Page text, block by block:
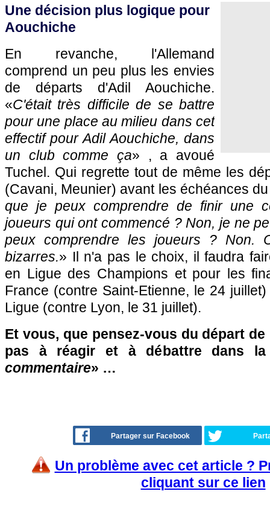
Une décision plus logique pour
Aouchiche
En revanche, l'Allemand
comprend un peu plus les envies
de départs d'Adil Aouchiche.
«C'était très difficile de se battre
pour une place au milieu dans cet
effectif pour Adil Aouchiche, dans
un club comme ça» , a avoué
Tuchel. Qui regrette tout de même les
(Cavani, Meunier) avant les échéances
que je peux comprendre de finir une
joueurs qui ont commencé ? Non, je ne
peux comprendre les joueurs ? Non.
bizarres.» Il n'a pas le choix, il faudra
en Ligue des Champions et pour les
France (contre Saint-Etienne, le 24
Ligue (contre Lyon, le 31 juillet).
Et vous, que pensez-vous du départ
pas à réagir et à débattre dans
commentaire» …
Partager sur Facebook
Un problème avec cet article ?
cliquant sur ce lien